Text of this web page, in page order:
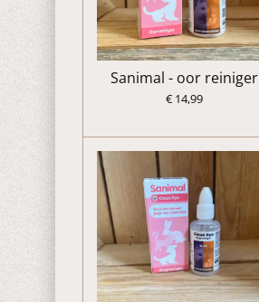
Sanimal - oor reiniger
€ 14,99